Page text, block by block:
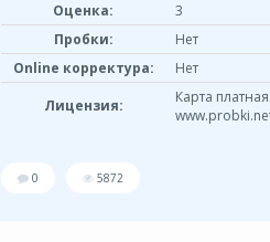
Оценка:
3
Пробки:
Нет
Online корректура:
Нет
Лицензия:
Карта
0 5872